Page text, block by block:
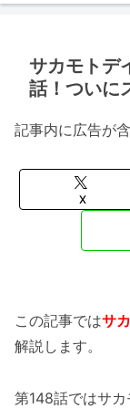
サカモトデ
話！ついに
記事内に広告が
X
この記事ではサ
解説します。
第148話ではサ